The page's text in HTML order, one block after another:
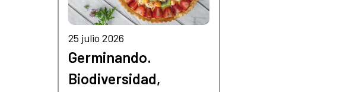
25 julio 2026
Germinando.
Biodiversidad,